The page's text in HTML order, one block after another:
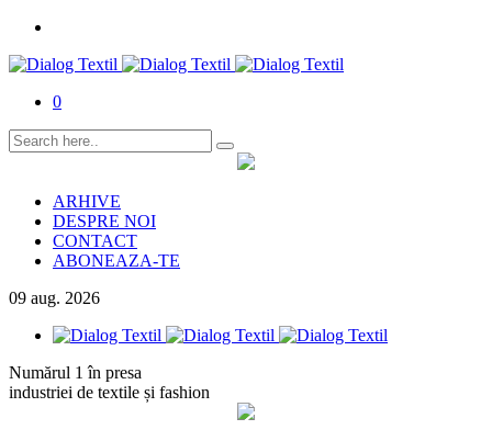
0
ARHIVE
DESPRE NOI
CONTACT
ABONEAZA-TE
09 aug. 2026
Numărul 1 în presa
industriei de textile și fashion